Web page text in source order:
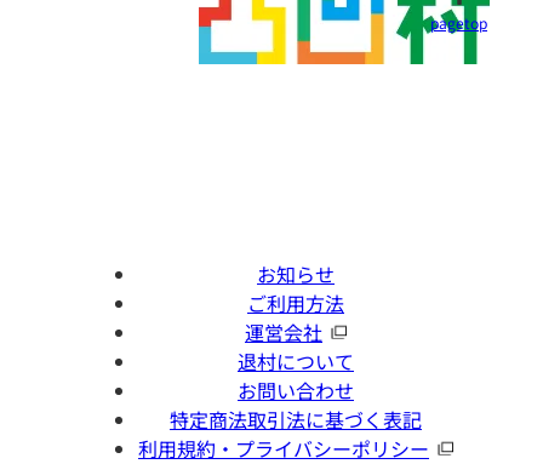
pagetop
お知らせ
ご利用方法
運営会社
退村について
お問い合わせ
特定商法取引法に基づく表記
利用規約・プライバシーポリシー